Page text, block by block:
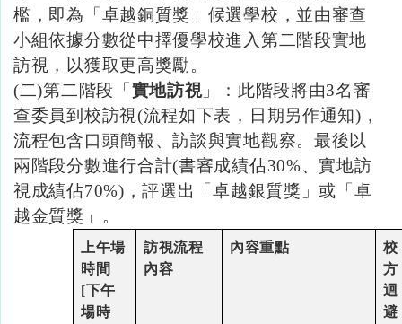
檻，即為「卓越銅質獎」候選學校，並由審查
小組依據分數從中擇優學校進入第二階段實地
訪視，以獲取更高獎勵。
(二)第二階段「 實地訪視」：此階段將由3名審
查委員到校訪視(流程如下表，日期另作通知) ，
流程包含口頭簡報、訪談與實地觀察。最後以
兩階段分數進行合計(書審成績佔30%、實地訪
視成績佔70%)，評選出「卓越銀質獎」或「卓
越金質獎」。
上午場
時間
[下午
場時
訪視流程
內容
內容重點
校
方
迴
避